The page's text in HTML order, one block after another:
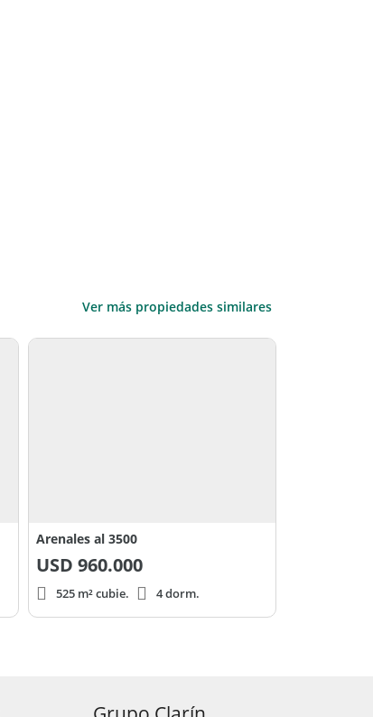
Ver más propiedades similares
Arenales al 3500
USD 960.000
525 m² cubie. 4 dorm.